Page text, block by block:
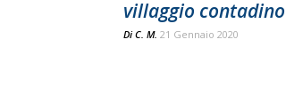
villaggio contadino
Di C. M. 21 Gennaio 2020